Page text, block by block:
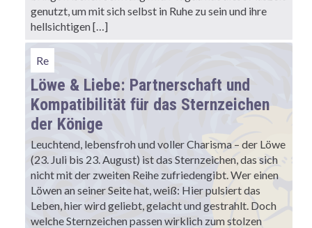
genutzt, um mit sich selbst in Ruhe zu sein und ihre
hellsichtigen […]
Re
Löwe & Liebe: Partnerschaft und
Kompatibilität für das Sternzeichen
der Könige
Leuchtend, lebensfroh und voller Charisma – der Löwe
(23. Juli bis 23. August) ist das Sternzeichen, das sich
nicht mit der zweiten Reihe zufriedengibt. Wer einen
Löwen an seiner Seite hat, weiß: Hier pulsiert das
Leben, hier wird geliebt, gelacht und gestrahlt. Doch
welche Sternzeichen passen wirklich zum stolzen